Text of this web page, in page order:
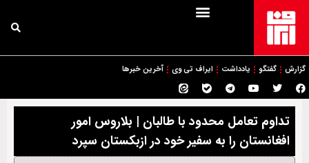
گزارش گفتگو یادداشت ایراف تی وی آخرین خبرها
تداوم تعامل محدود با طالبان | بلاروس امور
افغانستان را به سفیر خود در ازبکستان سپرد